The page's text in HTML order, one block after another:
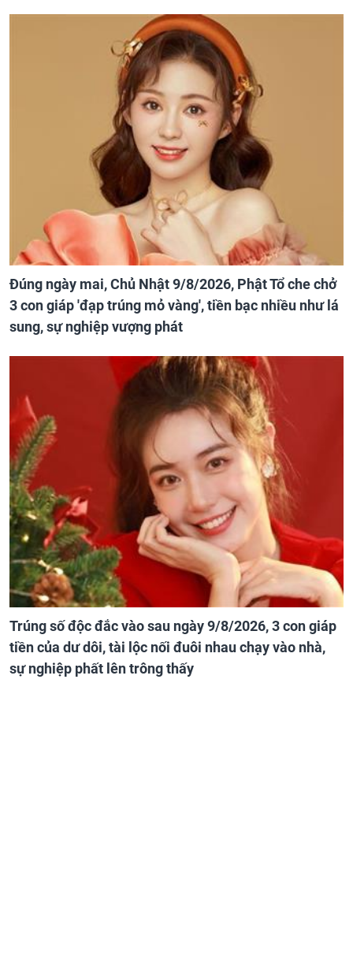
Đúng ngày mai, Chủ Nhật 9/8/2026, Phật Tổ che chở
3 con giáp 'đạp trúng mỏ vàng', tiền bạc nhiều như lá
sung, sự nghiệp vượng phát
Trúng số độc đắc vào sau ngày 9/8/2026, 3 con giáp
tiền của dư dôi, tài lộc nối đuôi nhau chạy vào nhà,
sự nghiệp phất lên trông thấy